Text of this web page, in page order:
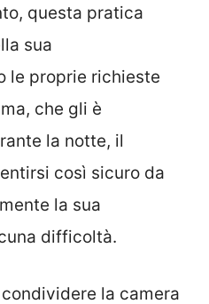
questa pratica
sua
le proprie richieste
che gli è
la notte, il
così sicuro da
la sua
difficoltà.
la camera